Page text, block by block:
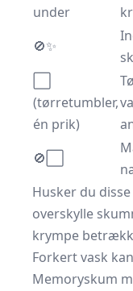
under
🚫✨
(tørretumbler,
én prik)
🚫⬜
Husker du
overskylle
krympe
Forkert vask
Memoryskum